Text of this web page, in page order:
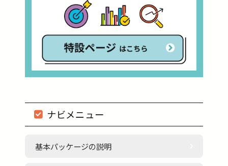
ナビメニュー
基本パッケージの説明